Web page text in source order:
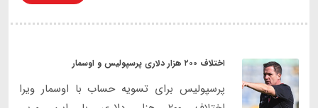
اختلاف ۲۰۰ هزار دلاری پرسپولیس و اوسمار
پرسپولیس برای تسویه حساب با اوسمار ویرا